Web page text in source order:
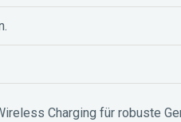
Charging für robuste